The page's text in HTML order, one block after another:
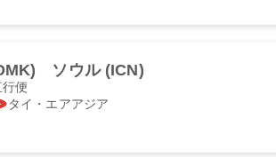
ソウル (ICN)
行便
タイ・エアアジア